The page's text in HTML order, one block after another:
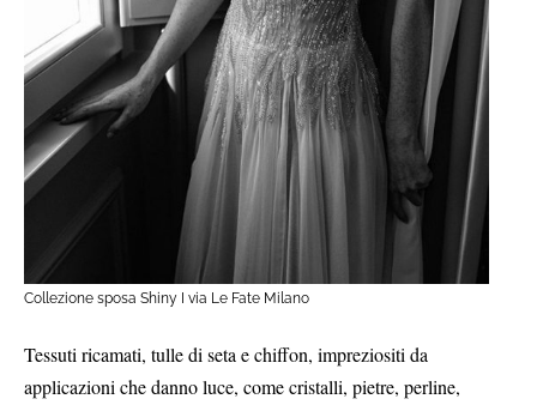
Collezione sposa Shiny I via Le Fate Milano
Tessuti ricamati, tulle di seta e chiffon, impreziositi da
applicazioni che danno luce, come cristalli, pietre, perline,